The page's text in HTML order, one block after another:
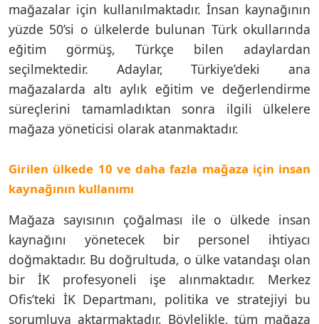
mağazalar için kullanılmaktadır. İnsan kaynağının
yüzde 50’si o ülkelerde bulunan Türk okullarında
eğitim görmüş, Türkçe bilen adaylardan
seçilmektedir. Adaylar, Türkiye’deki ana
mağazalarda altı aylık eğitim ve değerlendirme
süreçlerini tamamladıktan sonra ilgili ülkelere
mağaza yöneticisi olarak atanmaktadır.
Girilen ülkede 10 ve daha fazla mağaza için insan
kaynağının kullanımı
Mağaza sayısının çoğalması ile o ülkede insan
kaynağını yönetecek bir personel ihtiyacı
doğmaktadır. Bu doğrultuda, o ülke vatandaşı olan
bir İK profesyoneli işe alınmaktadır. Merkez
Ofis’teki İK Departmanı, politika ve stratejiyi bu
sorumluya aktarmaktadır. Böylelikle, tüm mağaza